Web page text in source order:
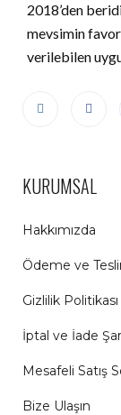
2018’den
mevsimin
verilebilen
KURUMSAL
Hakkımızda
Ödeme ve
Gizlilik Politikası
İptal ve İade
Mesafeli Satış
Bize Ulaşın